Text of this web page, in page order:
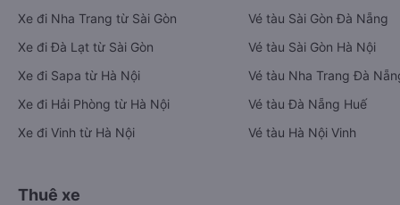
Xe đi Nha Trang từ Sài Gòn
Xe đi Đà Lạt từ Sài Gòn
Xe đi Sapa từ Hà Nội
Xe đi Hải Phòng từ Hà Nội
Xe đi Vinh từ Hà Nội
Vé tàu Sài Gòn Đà Nẵng
Vé tàu Sài Gòn Hà Nội
Vé tàu Nha Trang Đà
Vé tàu Đà Nẵng Huế
Vé tàu Hà Nội Vinh
Thuê xe